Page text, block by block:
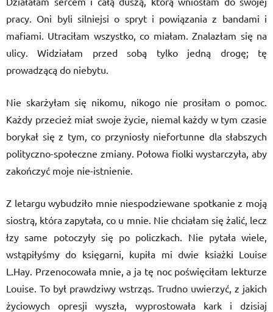
pracy. Oni byli silniejsi o spryt i powiązania z bandami i
mafiami. Utraciłam wszystko, co miałam. Znalazłam się na
ulicy. Widziałam przed sobą tylko jedną drogę; tę
prowadzącą do niebytu.
Nie skarżyłam się nikomu, nikogo nie prosiłam o pomoc.
Każdy przecież miał swoje życie, niemal każdy w tym czasie
borykał się z tym, co przyniosły niefortunne dla słabszych
polityczno-społeczne zmiany. Połowa fiolki wystarczyła, aby
zakończyć moje nie-istnienie.
Z letargu wybudziło mnie niespodziewane spotkanie z moją
siostrą, która zapytała, co u mnie. Nie chciałam się żalić, lecz
łzy same potoczyły się po policzkach. Nie pytała wiele,
wstąpiłyśmy do księgarni, kupiła mi dwie ksiażki Louise
L.Hay. Przenocowała mnie, a ja tę noc poświęciłam lekturze
Louise. To był prawdziwy wstrząs. Trudno uwierzyć, z jakich
życiowych opresji wyszła, wyprostowała kark i dzisiaj